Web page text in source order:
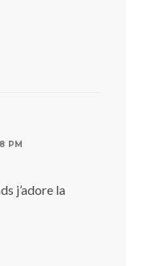
PM
j’adore la